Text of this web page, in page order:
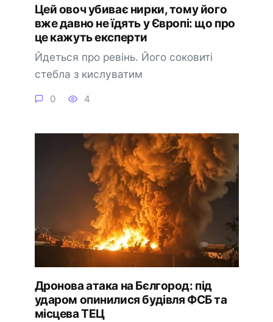
Цей овоч убиває нирки, тому його
вже давно не їдять у Європі: що про
це кажуть експерти
Йдеться про ревінь. Його соковиті
стебла з кислуватим
0 4
Дронова атака на Бєлгород: під
ударом опинилися будівля ФСБ та
місцева ТЕЦ